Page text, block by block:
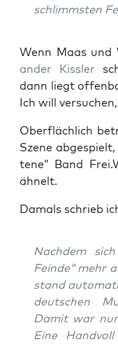
schlimms­ten
Wenn Maas und
an­der Kiss­ler
dann liegt
Ich will
Ober­fläch­lich
Sze­ne
te­ne” Band
ähnelt.
Damals schrieb
Nach­dem
Fein­de“ mehr
stand
deut­schen
Damit war
Eine